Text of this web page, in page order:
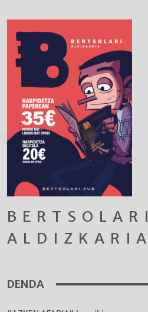
BERTSOLARI
ALDIZKARIA
DENDA